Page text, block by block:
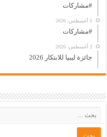
#مشاركات
5 أغسطس، 2026
#مشاركات
2 أغسطس، 2026
جائزة ليبيا للابتكار 2026